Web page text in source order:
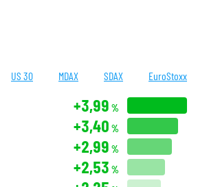
US 30 MDAX SDAX EuroStoxx
+3,99 %
+3,40 %
+2,99 %
+2,53 %